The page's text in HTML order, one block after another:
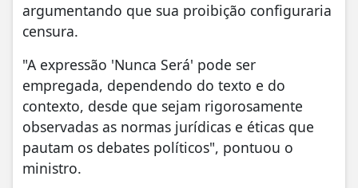
argumentando que sua proibição configuraria
censura.
"A expressão 'Nunca Será' pode ser
empregada, dependendo do texto e do
contexto, desde que sejam rigorosamente
observadas as normas jurídicas e éticas que
pautam os debates políticos", pontuou o
ministro.